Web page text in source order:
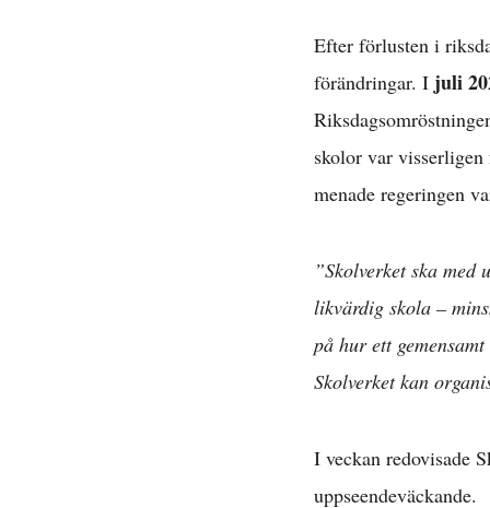
Efter förlusten i
förändringar. I juli
skolor var
menade regeringen
”Skolverket ska
likvärdig skola –
på hur ett
Skolverket kan
I veckan redovisade
uppseendeväckande.